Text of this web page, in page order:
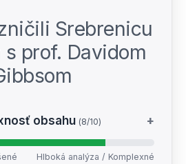
Srebrenicu
s prof. Davidom
obsahu (8/10) +
Hlboká analýza / Komplexné